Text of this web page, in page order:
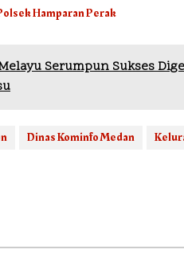
Hamparan Perak
Serumpun Sukses
Dinas Kominfo Medan